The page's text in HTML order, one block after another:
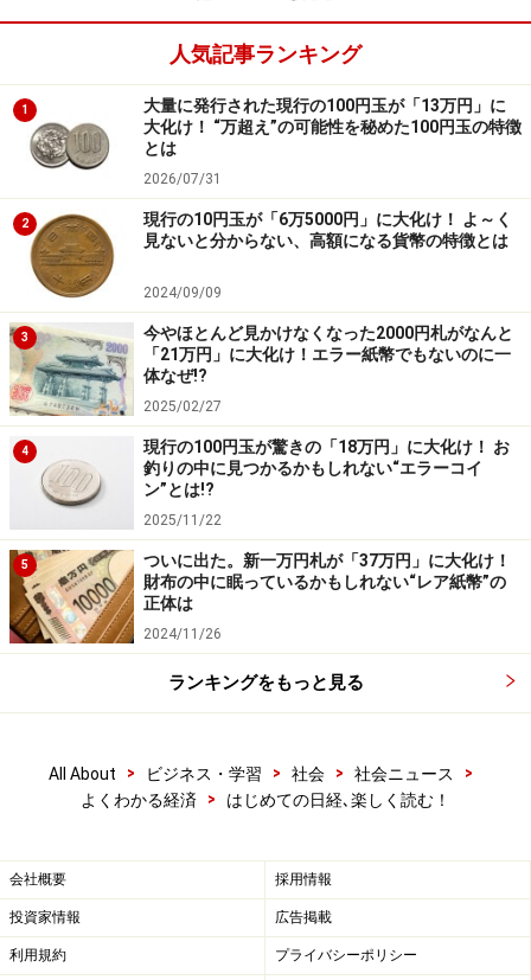
人気記事ランキング
1
大量に発行された現行の100円玉が「13万円」に
大化け！ “万超え”の可能性を秘めた100円玉の特徴
とは
2026/07/31
2
現行の10円玉が「6万5000円」に大化け！ よ～く
見ないと分からない、高額になる貨幣の特徴とは
2024/09/09
3
今やほとんど見かけなくなった2000円札がなんと
「21万円」に大化け！エラー紙幣でもないのに一
体なぜ!?
2025/02/27
4
現行の100円玉が驚きの「18万円」に大化け！ お
釣りの中に見つかるかもしれない“エラーコイ
ン”とは!?
2025/11/22
5
ついに出た。新一万円札が「37万円」に大化け！
財布の中に眠っているかもしれない“レア紙幣”の
正体は
2024/11/26
ランキングをもっと見る
All About > ビジネス・学習 > 社会 > 社会ニュース
>
よくわかる経済
> はじめての日経､楽しく読む！
会社概要 採用情報
投資家情報 広告掲載
利用規約 プライバシーポリシー